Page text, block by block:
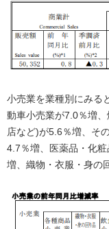
小売業を業種別にみる
動車小売業が7.0％増
店など)が5.6％増、そ
4.7％増、医薬品・化
増、織物・衣服・身の